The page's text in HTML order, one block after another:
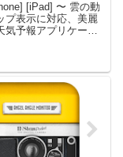
[iPad] 〜 雲の動
プ表示に対応、美麗
気予報アプリケーシ